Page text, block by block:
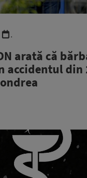
.
arată că
accidentul din